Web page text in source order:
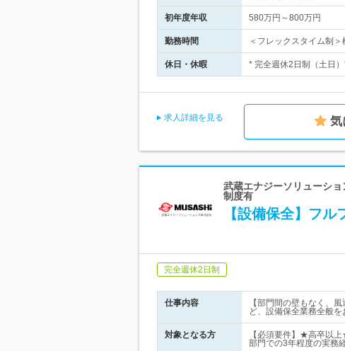
初年度年収 580万円～800万円
勤務時間 ＜フレックスタイム
休日・休暇 * 完全週休2日制（土日
求人詳細を見る 気
武蔵エナジーソリューシ
制度有
【設備保全】フ
完全週休2日制
仕事内容
【部門間の壁もなく、
ど、設備保全業務全般
対象となる方
【必須要件】★高卒以
部門での3年程度の実務